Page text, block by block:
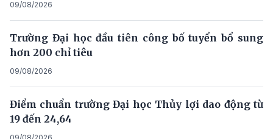
09/08/2026
Trường Đại học đầu tiên công bố tuyển bổ sung
hơn 200 chỉ tiêu
09/08/2026
Điểm chuẩn trường Đại học Thủy lợi dao động từ
19 đến 24,64